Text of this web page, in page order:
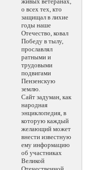
о всех тех, кто
защищал в лихие
годы наше
Отечество, ковал
Победу в тылу,
прославлял
ратными и
трудовыми
подвигами
Пензенскую
землю.
Сайт задуман, как
народная
энциклопедия, в
которую каждый
желающий может
внести известную
ему информацию
об участниках
Великой